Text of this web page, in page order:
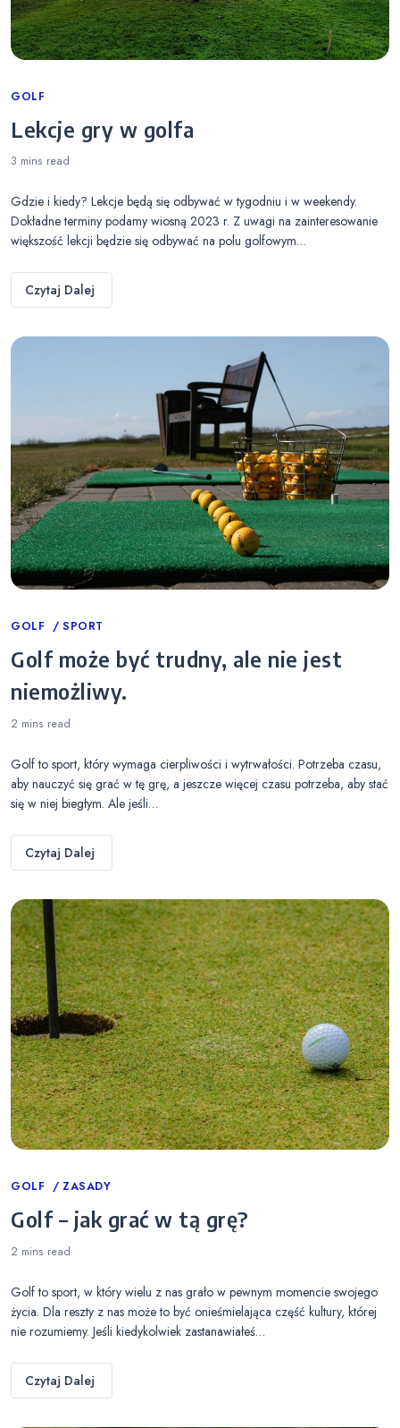
Categories
GOLF
Lekcje gry w golfa
3 mins read
Gdzie i kiedy? Lekcje będą się odbywać w tygodniu i w weekendy.
Dokładne terminy podamy wiosną 2023 r. Z uwagi na zainteresowanie
większość lekcji będzie się odbywać na polu golfowym…
Czytaj Dalej
Categories
GOLF SPORT
Golf może być trudny, ale nie jest
niemożliwy.
2 mins read
Golf to sport, który wymaga cierpliwości i wytrwałości. Potrzeba czasu,
aby nauczyć się grać w tę grę, a jeszcze więcej czasu potrzeba, aby stać
się w niej biegłym. Ale jeśli…
Czytaj Dalej
Categories
GOLF ZASADY
Golf – jak grać w tą grę?
2 mins read
Golf to sport, w który wielu z nas grało w pewnym momencie swojego
życia. Dla reszty z nas może to być onieśmielająca część kultury, której
nie rozumiemy. Jeśli kiedykolwiek zastanawiałeś…
Czytaj Dalej